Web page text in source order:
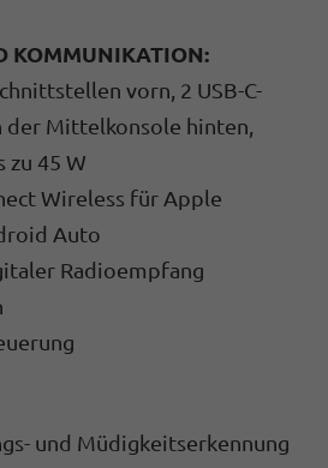
KOMMUNIKATION:
vorn, 2 USB-C-
der Mittelkonsole hinten,
zu 45 W
Wireless für Apple
Auto
Radioempfang
und Müdigkeitserkennung